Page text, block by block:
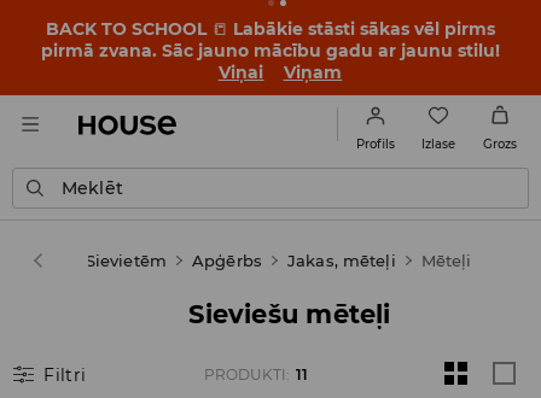
BACK TO SCHOOL 📒 Labākie stāsti sākas vēl pirms
pirmā zvana. Sāc jauno mācību gadu ar jaunu stilu!
Viņai
Viņam
Profils Izlase Grozs
Meklēt
House Sievietēm Apģērbs Jakas, mēteļi Mēteļi
Sieviešu mēteļi
Filtri PRODUKTI : 11